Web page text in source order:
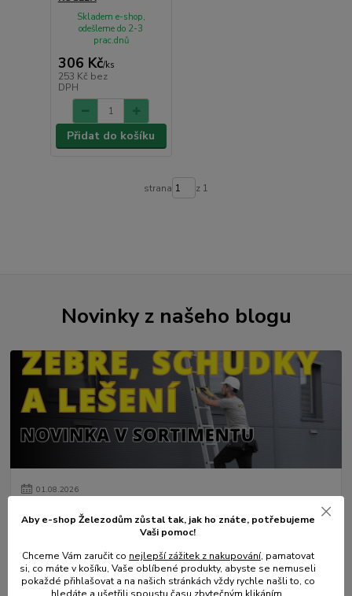
306 Kč/ks
253 Kč bez
DPH
Skladem e-shop,
odešleme do 2-3
prac.dnů
Přidat do košíku
strana z 1
Novinky z našeho blogu
01.08.2026
💥 Stali jsme se přímým dovozcem hliníkových žebřů a
lešení.
Aby e-shop Železodům zůstal tak, jak ho znáte, potřebujeme
Vaši pomoc!
Chceme Vám zaručit co nejlepší zážitek z nakupování, pamatovat
si, co máte v košíku, Vaše oblíbené produkty, abyste se nemuseli
pokaždé přihlašovat a na našich stránkách vždy rychle našli to, co